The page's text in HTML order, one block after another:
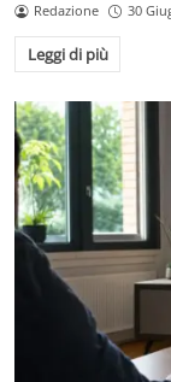
Redazione 30
Leggi di più